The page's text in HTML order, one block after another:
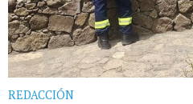
REDACCIÓN